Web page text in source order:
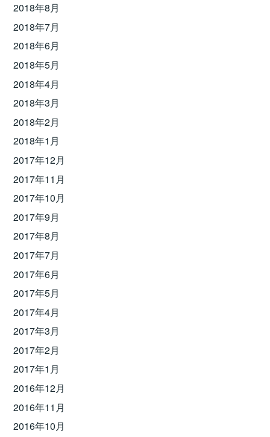
2018年8月
2018年7月
2018年6月
2018年5月
2018年4月
2018年3月
2018年2月
2018年1月
2017年12月
2017年11月
2017年10月
2017年9月
2017年8月
2017年7月
2017年6月
2017年5月
2017年4月
2017年3月
2017年2月
2017年1月
2016年12月
2016年11月
2016年10月